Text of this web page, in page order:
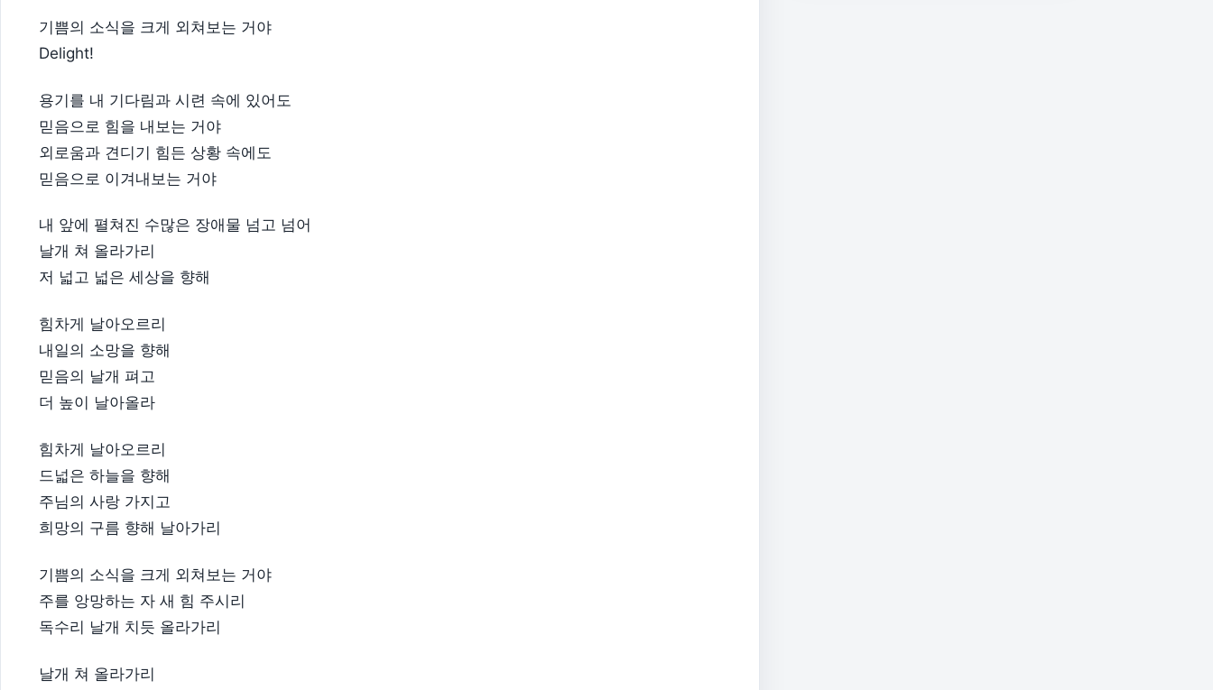
기쁨의 소식을 크게 외쳐보는 거야
Delight!
용기를 내 기다림과 시련 속에 있어도
믿음으로 힘을 내보는 거야
외로움과 견디기 힘든 상황 속에도
믿음으로 이겨내보는 거야
내 앞에 펼쳐진 수많은 장애물 넘고 넘어
날개 쳐 올라가리
저 넓고 넓은 세상을 향해
힘차게 날아오르리
내일의 소망을 향해
믿음의 날개 펴고
더 높이 날아올라
힘차게 날아오르리
드넓은 하늘을 향해
주님의 사랑 가지고
희망의 구름 향해 날아가리
기쁨의 소식을 크게 외쳐보는 거야
주를 앙망하는 자 새 힘 주시리
독수리 날개 치듯 올라가리
날개 쳐 올라가리